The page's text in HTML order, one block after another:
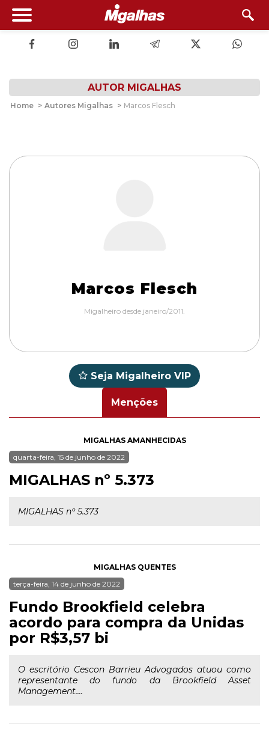
AUTOR MIGALHAS
Home > Autores Migalhas > Marcos Flesch
Marcos Flesch
Migalheiro desde janeiro/2011.
Seja Migalheiro VIP
Menções
MIGALHAS AMANHECIDAS
quarta-feira, 15 de junho de 2022
MIGALHAS nº 5.373
MIGALHAS nº 5.373
MIGALHAS QUENTES
terça-feira, 14 de junho de 2022
Fundo Brookfield celebra
acordo para compra da Unidas
por R$3,57 bi
O escritório Cescon Barrieu Advogados atuou como
representante do fundo da Brookfield Asset
Management....